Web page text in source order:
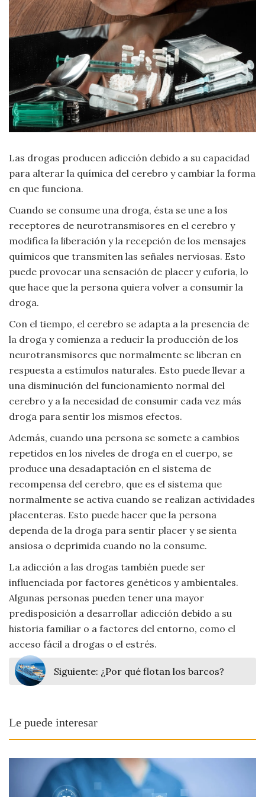
Criminología
Deporte
Economía
Gastronomía
Lenguaje
Leyes
Literatura
Moda
y
Tendencias
Naturaleza
Religión
Salud
Sociología
Tecnología
Universo
Viajar
Las drogas producen adicción debido a su capacidad
para alterar la química del cerebro y cambiar la forma
en que funciona.
Cuando se consume una droga, ésta se une a los
receptores de neurotransmisores en el cerebro y
modifica la liberación y la recepción de los mensajes
químicos que transmiten las señales nerviosas. Esto
puede provocar una sensación de placer y euforia, lo
que hace que la persona quiera volver a consumir la
droga.
Con el tiempo, el cerebro se adapta a la presencia de
la droga y comienza a reducir la producción de los
neurotransmisores que normalmente se liberan en
respuesta a estímulos naturales. Esto puede llevar a
una disminución del funcionamiento normal del
cerebro y a la necesidad de consumir cada vez más
droga para sentir los mismos efectos.
Además, cuando una persona se somete a cambios
repetidos en los niveles de droga en el cuerpo, se
produce una desadaptación en el sistema de
recompensa del cerebro, que es el sistema que
normalmente se activa cuando se realizan actividades
placenteras. Esto puede hacer que la persona
dependa de la droga para sentir placer y se sienta
ansiosa o deprimida cuando no la consume.
La adicción a las drogas también puede ser
influenciada por factores genéticos y ambientales.
Algunas personas pueden tener una mayor
predisposición a desarrollar adicción debido a su
historia familiar o a factores del entorno, como el
acceso fácil a drogas o el estrés.
Siguiente: ¿Por qué flotan los barcos?
Le puede interesar